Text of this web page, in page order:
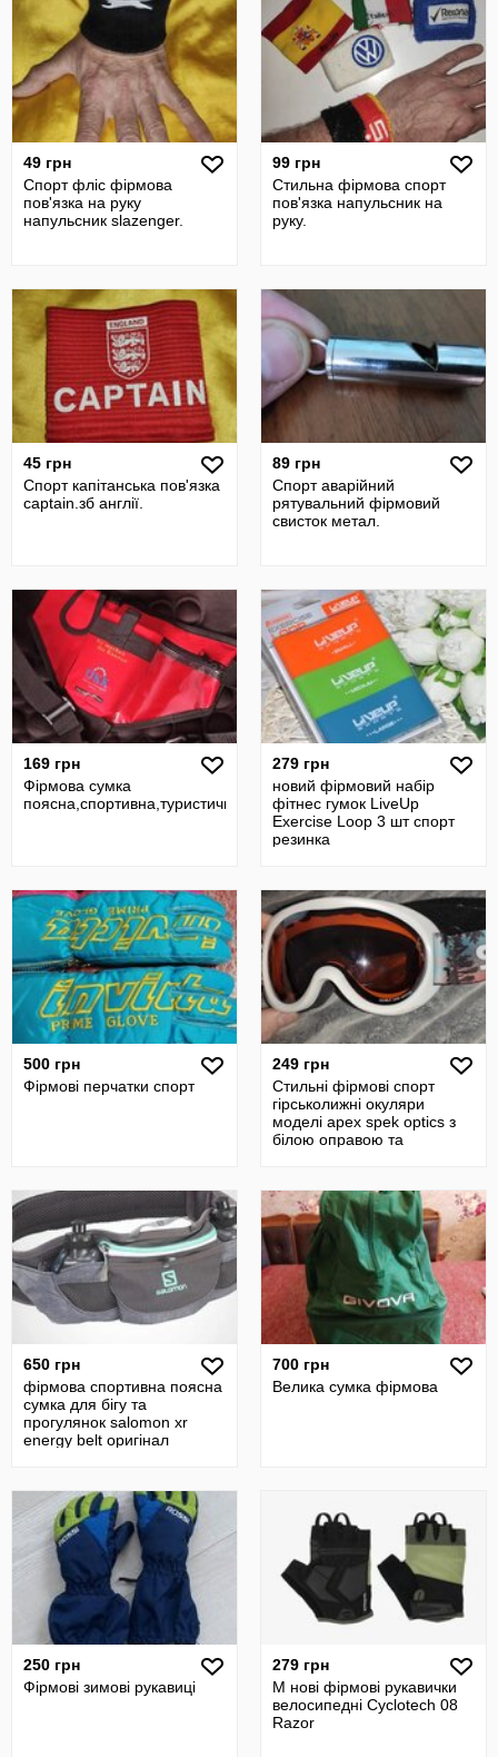
49 грн
Спорт фліс фірмова
пов'язка на руку
напульсник slazenger.
99 грн
Стильна фірмова спорт
пов'язка напульсник на
руку.
45 грн
Спорт капітанська пов'язка
captain.зб англії.
89 грн
Спорт аварійний
рятувальний фірмовий
свисток метал.
169 грн
Фірмова сумка
поясна,спортивна,туристична,унісекс.
279 грн
новий фірмовий набір
фітнес гумок LiveUp
Exercise Loop 3 шт спорт
резинка
500 грн
Фірмові перчатки спорт
249 грн
Стильні фірмові спорт
гірськолижні окуляри
моделі apex spek optics з
білою оправою та
650 грн
фірмова спортивна поясна
сумка для бігу та
прогулянок salomon xr
energy belt оригінал
700 грн
Велика сумка фірмова
250 грн
Фірмові зимові рукавиці
279 грн
М нові фірмові рукавички
велосипедні Cyclotech 08
Razor